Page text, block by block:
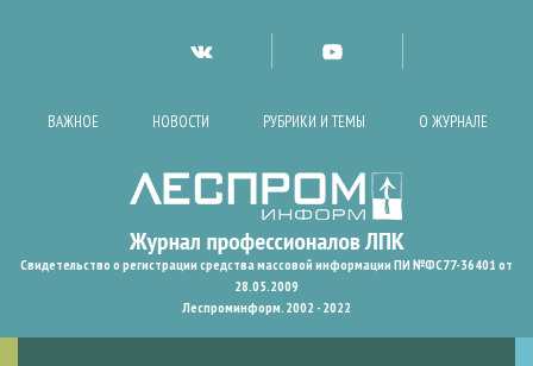
ВАЖНОЕ НОВОСТИ РУБРИКИ И ТЕМЫ О ЖУРНАЛЕ
Свидетельство о регистрации средства массовой информации ПИ №ФС77-36401 от
28.05.2009
Леспроминформ. 2002 - 2022